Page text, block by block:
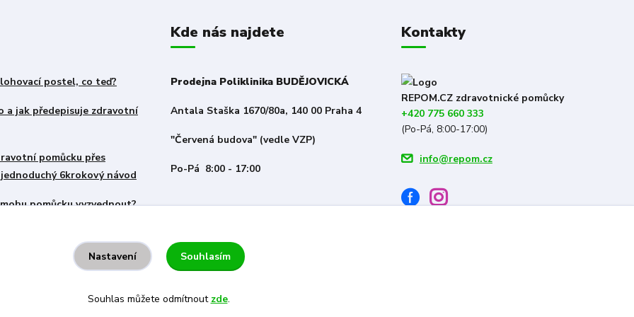
postel, co teď?
a jak předepisuje zdravotní
pomůcku přes
6krokový návod
pomůcku vyzvednout?
Kde nás najdete
Prodejna Poliklinika BUDĚJOVICKÁ
Antala Staška 1670/80a, 140 00 Praha 4
"Červená budova" (vedle VZP)
Po-Pá 8:00 - 17:00
Kontakty
REPOM.CZ zdravotnické pomůcky
+420 775 660 333
(Po-Pá, 8:00-17:00)
info@repom.cz
Nastavení Souhlasím
Souhlas můžete odmítnout zde.